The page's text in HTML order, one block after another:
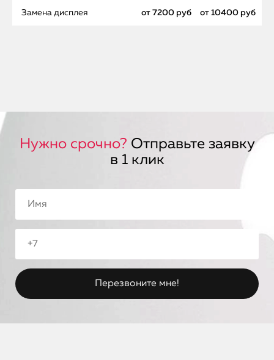
Замена дисплея от 7200 руб от 10400 руб
Нужно срочно? Отправьте заявку
в 1 клик